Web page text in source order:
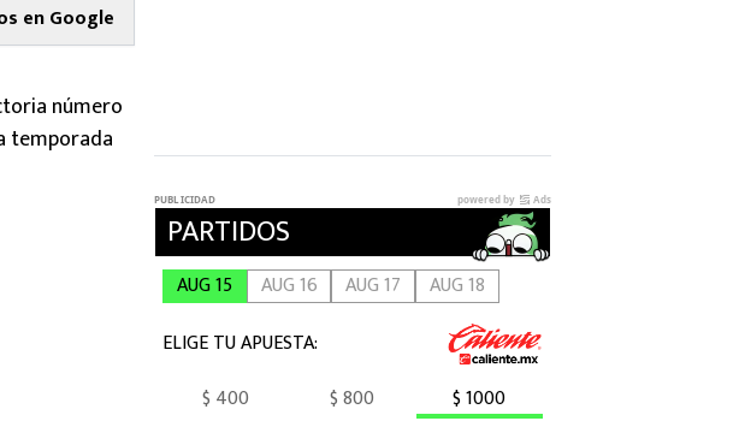
en Google
número
temporada